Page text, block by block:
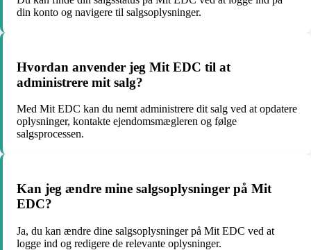
din konto og navigere til salgsoplysninger.
Hvordan anvender jeg Mit EDC til at
administrere mit salg?
Med Mit EDC kan du nemt administrere dit salg ved at opdatere
oplysninger, kontakte ejendomsmægleren og følge
salgsprocessen.
Kan jeg ændre mine salgsoplysninger på Mit
EDC?
Ja, du kan ændre dine salgsoplysninger på Mit EDC ved at
logge ind og redigere de relevante oplysninger.